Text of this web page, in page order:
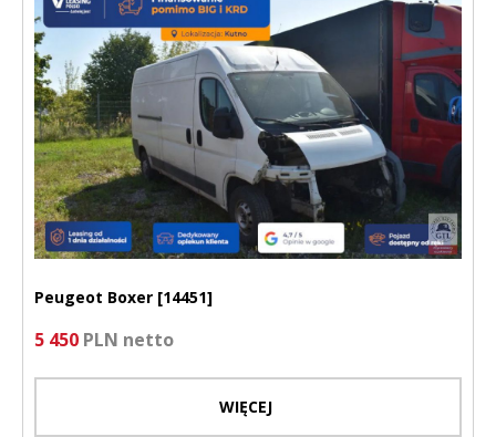
Peugeot Boxer [14451]
5 450 PLN netto
WIĘCEJ